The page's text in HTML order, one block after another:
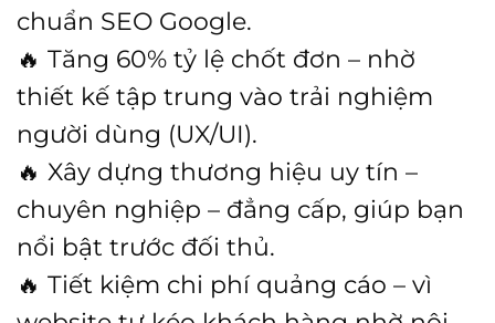
chuẩn SEO Google.
🔥 Tăng 60% tỷ lệ chốt đơn – nhờ
thiết kế tập trung vào trải nghiệm
người dùng (UX/UI).
🔥 Xây dựng thương hiệu uy tín –
chuyên nghiệp – đẳng cấp, giúp bạn
nổi bật trước đối thủ.
🔥 Tiết kiệm chi phí quảng cáo – vì